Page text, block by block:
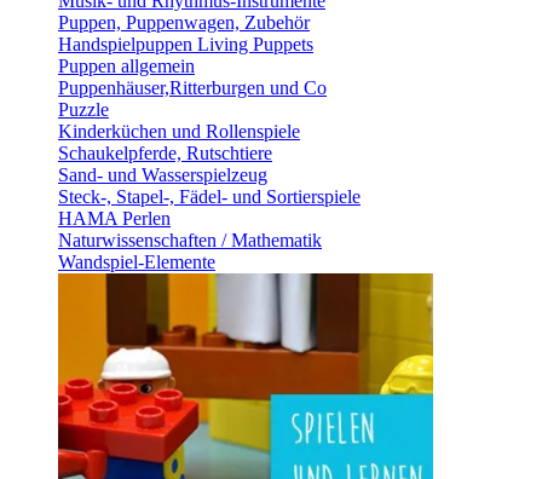
Puppen, Puppenwagen, Zubehör
Handspielpuppen Living Puppets
Puppen allgemein
Puppenhäuser,Ritterburgen und Co
Puzzle
Kinderküchen und Rollenspiele
Schaukelpferde, Rutschtiere
Sand- und Wasserspielzeug
Steck-, Stapel-, Fädel- und Sortierspiele
HAMA Perlen
Naturwissenschaften / Mathematik
Wandspiel-Elemente